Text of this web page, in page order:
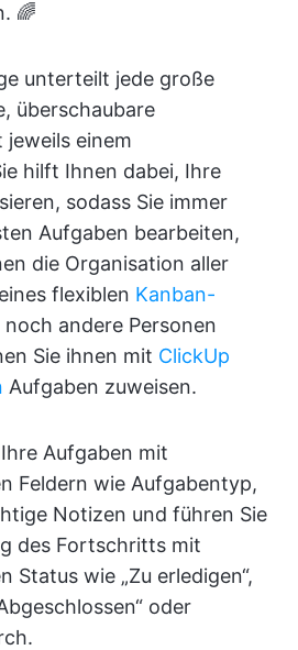
🌈
unterteilt jede große
überschaubare
einem
hilft Ihnen dabei, Ihre
sodass Sie immer
Aufgaben bearbeiten,
die Organisation aller
flexiblen Kanban-
andere Personen
Sie ihnen mit ClickUp
Aufgaben zuweisen.
Aufgaben mit
Feldern wie Aufgabentyp,
Notizen und führen Sie
des Fortschritts mit
Status wie „Zu erledigen“,
oder